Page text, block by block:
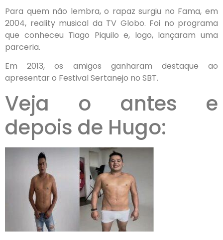
Para quem não lembra, o rapaz surgiu no Fama, em
2004, reality musical da TV Globo. Foi no programa
que conheceu Tiago Piquilo e, logo, lançaram uma
parceria.
Em 2013, os amigos ganharam destaque ao
apresentar o Festival Sertanejo no SBT.
Veja o antes e
depois de Hugo: